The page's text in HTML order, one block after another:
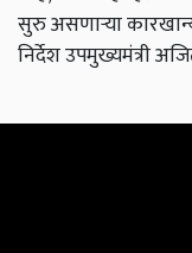
सुरु असणाऱ्या
निर्देश उपमुख्यमंत्री